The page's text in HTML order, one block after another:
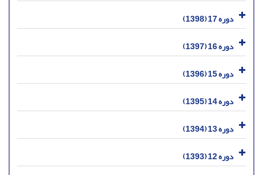
دوره 17 (1398)
دوره 16 (1397)
دوره 15 (1396)
دوره 14 (1395)
دوره 13 (1394)
دوره 12 (1393)